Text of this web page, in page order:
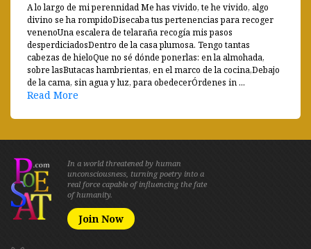
A lo largo de mi perennidad Me has vivido, te he vivido, algo
divino se ha rompidoDisecaba tus pertenencias para recoger
venenoUna escalera de telaraña recogía mis pasos
desperdiciadosDentro de la casa plumosa. Tengo tantas
cabezas de hieloQue no sé dónde ponerlas: en la almohada,
sobre lasButacas hambrientas, en el marco de la cocina,Debajo
de la cama, sin agua y luz, para obedecerÓrdenes in ...
Read More
In a world threatened by human
unconsciousness, turning poetry into a
real force capable of influencing the fate
of humanity.
Join Now